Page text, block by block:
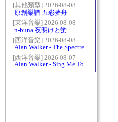
白鎮BGM (Littleroot Town)
[其他類型] 2026-08-08
原創樂譜 五彩夢舟
[東洋音樂] 2026-08-08
n-buna 夜明けと蛍
[西洋音樂] 2026-08-08
Alan Walker - The Spectre
[西洋音樂] 2026-08-07
Alan Walker - Sing Me To
Sleep